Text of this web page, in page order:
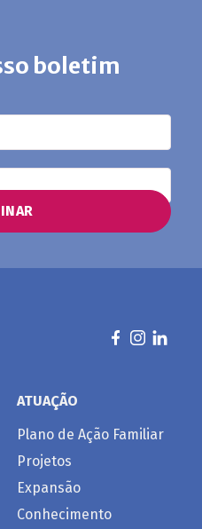
boletim
ATUAÇÃO
Plano de Ação Familiar
Projetos
Expansão
Conhecimento